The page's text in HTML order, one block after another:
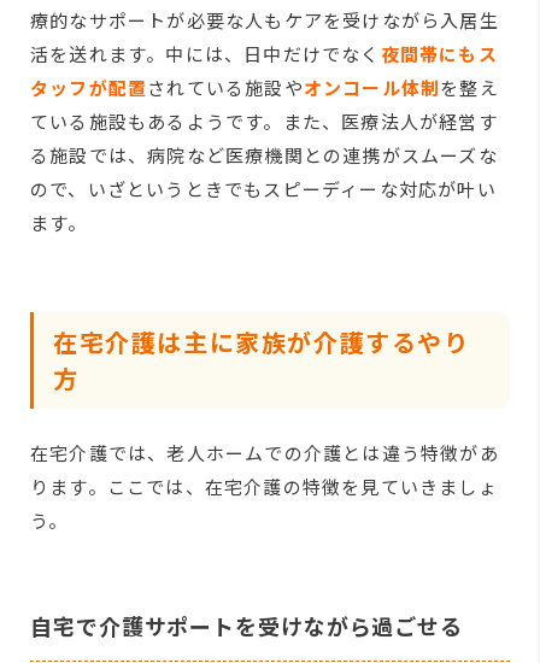
療的なサポートが必要な人もケアを受けながら入居生
活を送れます。中には、日中だけでなく 夜間帯にもス
タッフが配置されている施設やオンコール体制を整え
ている施設もあるようです。また、医療法人が経営す
る施設では、病院など医療機関との連携がスムーズな
ので、いざというときでもスピーディーな対応が叶い
ます。
在宅介護は主に家族が介護するやり
方
在宅介護では、老人ホームでの介護とは違う特徴があ
ります。ここでは、在宅介護の特徴を見ていきましょ
う。
自宅で介護サポートを受けながら過ごせる